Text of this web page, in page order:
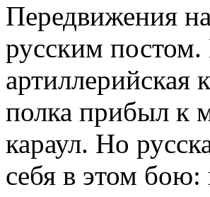
Передвижения
русским
артиллерийская
полка прибыл к
караул. Но
себя в этом бою: